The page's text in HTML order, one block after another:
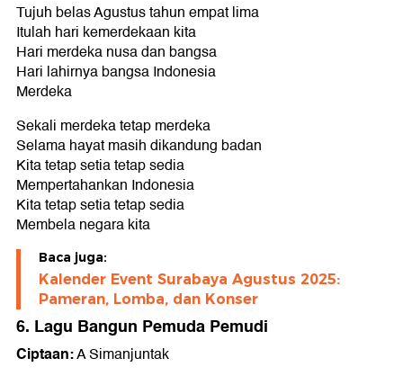
Tujuh belas Agustus tahun empat lima
Itulah hari kemerdekaan kita
Hari merdeka nusa dan bangsa
Hari lahirnya bangsa Indonesia
Merdeka
Sekali merdeka tetap merdeka
Selama hayat masih dikandung badan
Kita tetap setia tetap sedia
Mempertahankan Indonesia
Kita tetap setia tetap sedia
Membela negara kita
Baca juga:
Kalender Event Surabaya Agustus 2025:
Pameran, Lomba, dan Konser
6. Lagu Bangun Pemuda Pemudi
Ciptaan:A Simanjuntak